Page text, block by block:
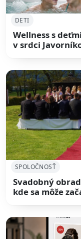
DETI
Wellness s
v srdci
SPOLOČNOSŤ
Svadobný
kde sa môže